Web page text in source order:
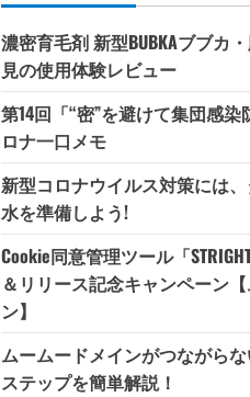
濃密育毛剤 新型BUBKAブブカ
見の使用体験レビュー
第14回「“密”を避けて集団感
ロナ一口メモ
新型コロナウイルス対策には
水を準備しよう!
Cookie同意管理ツール「
＆リリース記念キャンペーン
ン】
ムームードメインがつながら
ステップを簡単解説！